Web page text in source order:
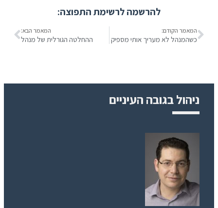
להרשמה לרשימת התפוצה:
המאמר הקודם:
כשהמנהל לא מעריך אותי מספיק
המאמר הבא:
ההחלטה הגורלית של מנהל
ניהול בגובה העיניים